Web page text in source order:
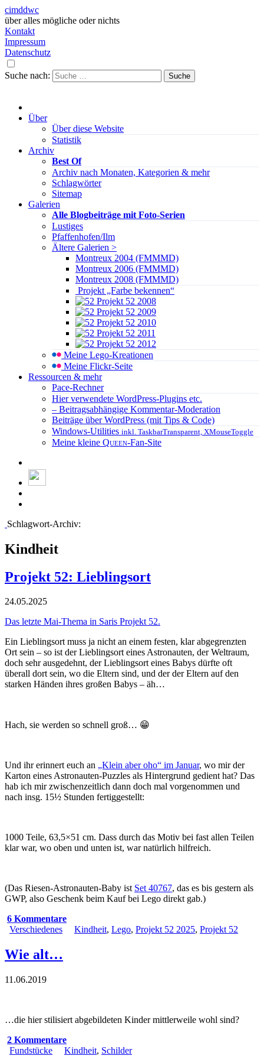
cimddwc
über alles mögliche oder nichts
Kontakt
Impressum
Datenschutz
Suche nach:
Über
Über diese Website
Statistik
Archiv
Best Of
Archiv nach Monaten, Kategorien & mehr
Schlagwörter
Sitemap
Galerien
Alle Blogbeiträge mit Foto-Serien
Lustiges
Pfaffenhofen/Ilm
Ältere Galerien >
Montreux 2004 (FMMMD)
Montreux 2006 (FMMMD)
Montreux 2008 (FMMMD)
Projekt „Farbe bekennen“
Projekt 52 2008
Projekt 52 2009
Projekt 52 2010
Projekt 52 2011
Projekt 52 2012
Meine Lego-Kreationen
Meine Flickr-Seite
Ressourcen & mehr
Pace-Rechner
Hier verwendete WordPress-Plugins etc.
– Beitragsabhängige Kommentar-Moderation
Beiträge über WordPress (mit Tips & Code)
Windows-Utilities inkl. TaskbarTransparent, XMouseToggle
Meine kleine Queen-Fan-Site
Schlagwort-Archiv:
Kindheit
Projekt 52: Lieblingsort
24.05.2025
Das letzte Mai-Thema in Saris Projekt 52.
Ein Lieblingsort muss ja nicht an einem festen, klar abgegrenzten
Ort sein – so ist der Lieblingsort eines Astronauten, der Weltraum,
doch sehr ausgedehnt, der Lieblingsort eines Babys dürfte oft
überall dort sein, wo die Eltern sind, und der der Eltern auf den
starken Händen ihres großen Babys – äh…
Hach, sie werden so schnell groß… 😁
Und ihr erinnert euch an „Klein aber oho“ im Januar, wo mir der
Karton eines Astronauten-Puzzles als Hintergrund gedient hat? Das
hab ich mir zwischenzeitlich dann doch mal vorgenommen und
nach insg. 15½ Stunden fertiggestellt:
1000 Teile, 63,5×51 cm. Dass durch das Motiv bei fast allen Teilen
klar war, wo oben und unten ist, war natürlich hilfreich.
(Das Riesen-Astronauten-Baby ist Set 40767, das es bis gestern als
GWP, also Geschenk beim Kauf bei Lego direkt gab.)
6 Kommentare
Verschiedenes
Kindheit, Lego, Projekt 52 2025, Projekt 52
Wie alt…
11.06.2019
…die hier stilisiert abgebildeten Kinder mittlerweile wohl sind?
2 Kommentare
Fundstücke
Kindheit, Schilder